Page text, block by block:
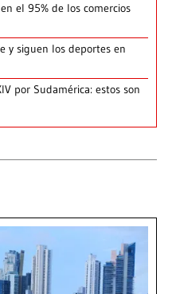
el 95% de los comercios
y siguen los deportes en
por Sudamérica: estos son